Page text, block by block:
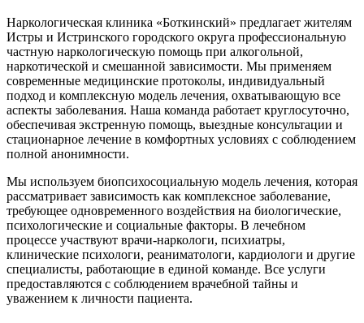
Наркологическая клиника «Боткинский» предлагает жителям
Истры и Истринского городского округа профессиональную
частную наркологическую помощь при алкогольной,
наркотической и смешанной зависимости. Мы применяем
современные медицинские протоколы, индивидуальный
подход и комплексную модель лечения, охватывающую все
аспекты заболевания. Наша команда работает круглосуточно,
обеспечивая экстренную помощь, выездные консультации и
стационарное лечение в комфортных условиях с соблюдением
полной анонимности.
Мы используем биопсихосоциальную модель лечения, которая
рассматривает зависимость как комплексное заболевание,
требующее одновременного воздействия на биологические,
психологические и социальные факторы. В лечебном
процессе участвуют врачи-наркологи, психиатры,
клинические психологи, реаниматологи, кардиологи и другие
специалисты, работающие в единой команде. Все услуги
предоставляются с соблюдением врачебной тайны и
уважением к личности пациента.